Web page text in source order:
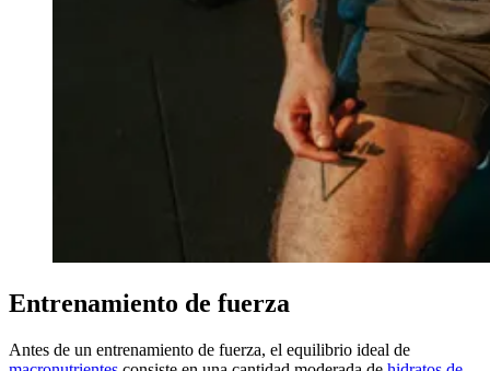
Entrenamiento de fuerza
Antes de un entrenamiento de fuerza, el equilibrio ideal de